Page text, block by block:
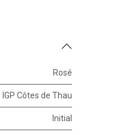
Rosé
IGP Côtes de Thau
Initial